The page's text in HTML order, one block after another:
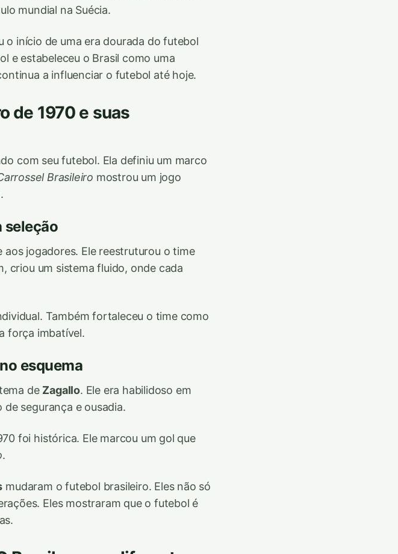
mundial na Suécia.
o início de uma era dourada do futebol
e estabeleceu o Brasil como uma
a influenciar o futebol até hoje.
de 1970 e suas
com seu futebol. Ela definiu um marco
Brasileiro mostrou um jogo
seleção
jogadores. Ele reestruturou o time
criou um sistema fluido, onde cada
Também fortaleceu o time como
força imbatível.
esquema
de Zagallo. Ele era habilidoso em
segurança e ousadia.
foi histórica. Ele marcou um gol que
.
mudaram o futebol brasileiro. Eles não só
Eles mostraram que o futebol é